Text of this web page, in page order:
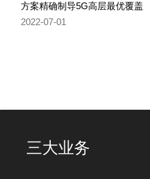
方案精确制导5G高层最优覆盖
2022-07-01
三大业务